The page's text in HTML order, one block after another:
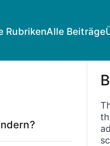
RubrikenAlle Beiträge